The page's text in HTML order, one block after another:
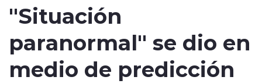
Local
"Situación
paranormal" se dio en
medio de predicción